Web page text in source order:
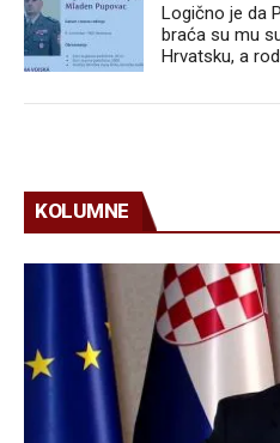
Logično je da
braća su mu
Hrvatsku, a
KOLUMNE